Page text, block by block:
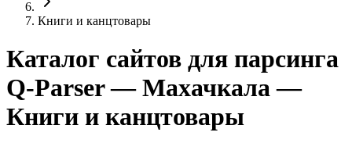
Книги и канцтовары
Каталог сайтов для парсинга
Q-Parser— Махачкала —
Книги и канцтовары